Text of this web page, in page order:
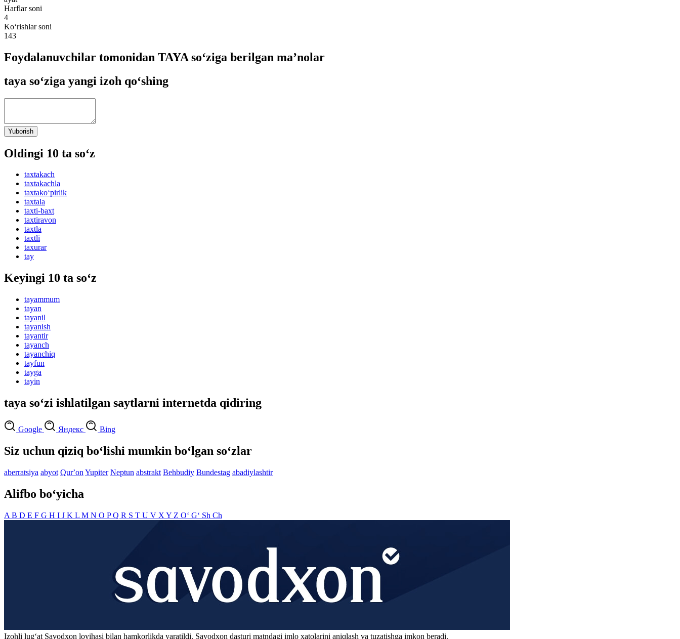
Harflar soni
4
Ko‘rishlar soni
143
Foydalanuvchilar tomonidan TAYA so‘ziga berilgan ma’nolar
taya so‘ziga yangi izoh qo‘shing
Yuborish
Oldingi 10 ta so‘z
taxtakach
taxtakachla
taxtako‘pirlik
taxtala
taxti-baxt
taxtiravon
taxtla
taxtli
taxurar
tay
Keyingi 10 ta so‘z
tayammum
tayan
tayanil
tayanish
tayantir
tayanch
tayanchiq
tayfun
tayga
tayin
taya so‘zi ishlatilgan saytlarni internetda qidiring
Google Яндекс Bing
Siz uchun qiziq bo‘lishi mumkin bo‘lgan so‘zlar
aberratsiya abyot Qurʼon Yupiter Neptun abstrakt Behbudiy Bundestag abadiylashtir
Alifbo bo‘yicha
A B D E F G H I J K L M N O PQ R S T U V X Y Z O‘ G‘ Sh Ch
Izohli lugʻat Savodxon loyihasi bilan hamkorlikda yaratildi. Savodxon dasturi matndagi imlo xatolarini aniqlash va tuzatishga imkon beradi.